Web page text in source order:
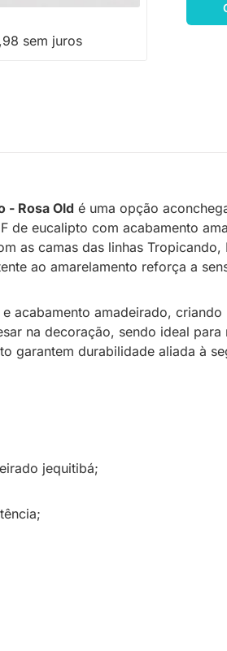
sem juros
- Rosa Old é uma opção
de eucalipto com acabamento
as camas das linhas
ao amarelamento reforça a
acabamento amadeirado,
na decoração, sendo ideal
garantem durabilidade aliada à
jequitibá;